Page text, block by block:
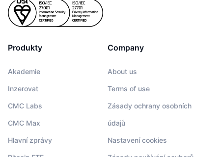
Produkty
Akademie
Inzerovat
CMC Labs
CMC Max
Hlavní zprávy
Company
About us
Terms of use
Zásady ochrany osobních
údajů
Nastavení cookies